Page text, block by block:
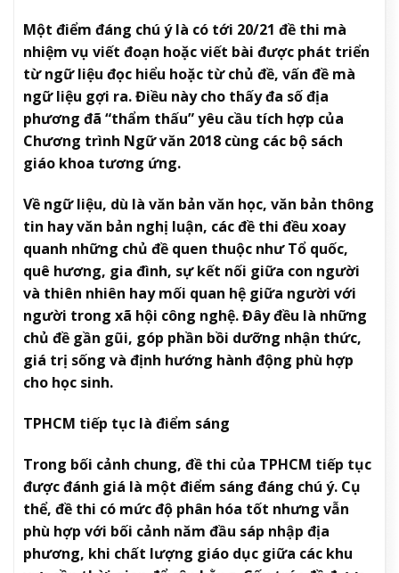
Một điểm đáng chú ý là có tới 20/21 đề thi mà
nhiệm vụ viết đoạn hoặc viết bài được phát triển
từ ngữ liệu đọc hiểu hoặc từ chủ đề, vấn đề mà
ngữ liệu gợi ra. Điều này cho thấy đa số địa
phương đã “thẩm thấu” yêu cầu tích hợp của
Chương trình Ngữ văn 2018 cùng các bộ sách
giáo khoa tương ứng.
Về ngữ liệu, dù là văn bản văn học, văn bản thông
tin hay văn bản nghị luận, các đề thi đều xoay
quanh những chủ đề quen thuộc như Tổ quốc,
quê hương, gia đình, sự kết nối giữa con người
và thiên nhiên hay mối quan hệ giữa người với
người trong xã hội công nghệ. Đây đều là những
chủ đề gần gũi, góp phần bồi dưỡng nhận thức,
giá trị sống và định hướng hành động phù hợp
cho học sinh.
TPHCM tiếp tục là điểm sáng
Trong bối cảnh chung, đề thi của TPHCM tiếp tục
được đánh giá là một điểm sáng đáng chú ý. Cụ
thể, đề thi có mức độ phân hóa tốt nhưng vẫn
phù hợp với bối cảnh năm đầu sáp nhập địa
phương, khi chất lượng giáo dục giữa các khu